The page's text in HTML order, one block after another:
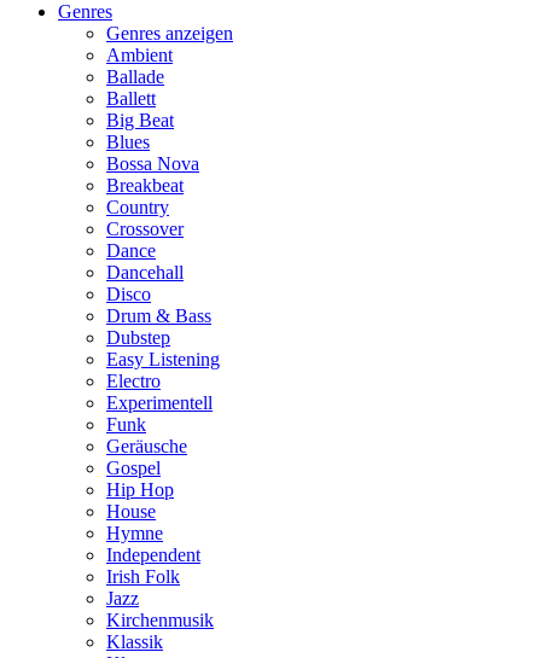
Genres
Genres anzeigen
Ambient
Ballade
Ballett
Big Beat
Blues
Bossa Nova
Breakbeat
Country
Crossover
Dance
Dancehall
Disco
Drum & Bass
Dubstep
Easy Listening
Electro
Experimentell
Funk
Geräusche
Gospel
Hip Hop
House
Hymne
Independent
Irish Folk
Jazz
Kirchenmusik
Klassik